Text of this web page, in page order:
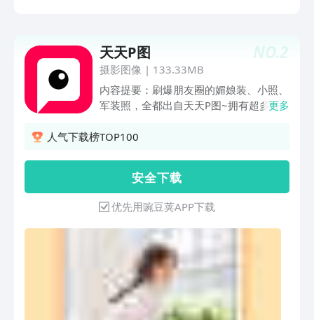
抠图引擎让证件照更专业，更自然。 专
业标准的背景色让证件照更合规，背景色
多元化匹配你的使用场景，精致脱俗的服
装更能展示出你美的气质。 # 自然美颜
&精致妆容 彰显自然脸庞 通过AI智能研
究算法提供美白、磨皮、五官立体等功
像识别算法提供自然妆、清新妆、男神妆
等妆容效果打造完美、自然、质感脸庞，
告别证照不美的时代。 #便捷易用 足不
出户顺丰包邮 软件使用流程简单易操
高清冲印照片，提供顺丰空运包邮，足不
出户享受快捷送货到家服务。 如您在使
用过程中有任何问题或建议，都可以在
APP内部 [ 客服中心 ] 页面直接咨询，或
者通过邮件的形式进行反馈，邮箱地址：
zhengjianzhao@camera360.com
NO.2
天天P图
摄影图像 | 133.33MB
内容提要：刷爆朋友圈的媚娘装、小照、
军装照，全都出自天天P图~拥有超多爆
多功能于一体的P图软件，并登上中国、
相机】超萌，超好玩的自拍相机。专为人
像定制的美颜滤镜，瘦脸大眼，实时美
妆，让相机中的你美破天际。超多美萌动
效贴纸，让你瞬间成为超卡哇伊的那个。
当行的魔幻背景，手势触发，3D装饰，
潮爆MV，应有尽有。【装饰美化】一键
美化，秒变大片。简单实用的操作，裁
剪、旋转、光斑虚化、智能补光、夜景增
强、马赛克、星光镜，瞬间让你的照片高
更多
人气下载榜TOP100
安 全 下 载
优先用豌豆荚APP下载